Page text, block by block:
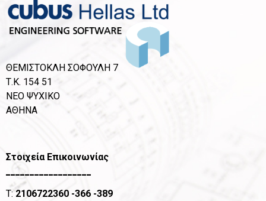
ΘΕΜΙΣΤΟΚΛΗ ΣΟΦΟΥΛΗ 7
Τ.Κ. 154 51
ΝΕΟ ΨΥΧΙΚΟ
ΑΘΗΝΑ
Στοιχεία Επικοινωνίας
__________________
T:2106722360 -366 -389